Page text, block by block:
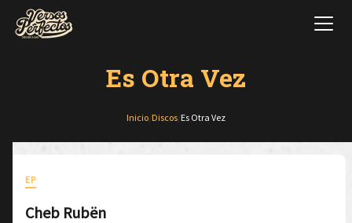
Es Otra Vez
Inicio Discos Es Otra Vez
EP
Cheb Rubën